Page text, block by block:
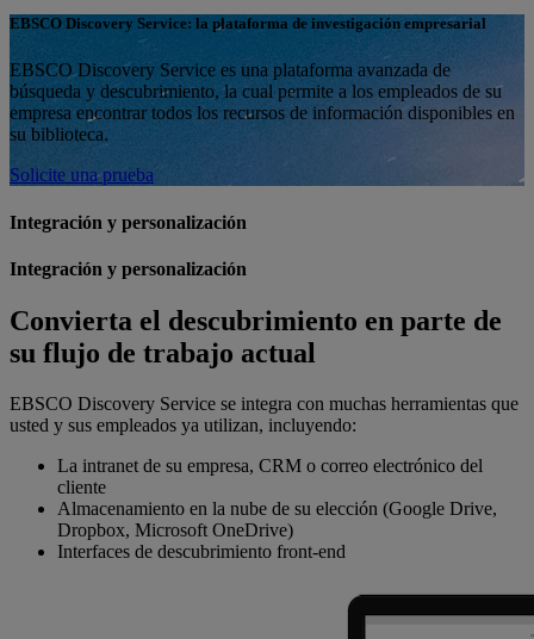
EBSCO Discovery Service: la plataforma de investigación empresarial
EBSCO Discovery Service es una plataforma avanzada de
búsqueda y descubrimiento, la cual permite a los empleados de su
empresa encontrar todos los recursos de información disponibles en
su biblioteca.
Solicite una prueba
Integración y personalización
Integración y personalización
Convierta el descubrimiento en parte de
su flujo de trabajo actual
EBSCO Discovery Service se integra con muchas herramientas que
usted y sus empleados ya utilizan, incluyendo:
La intranet de su empresa, CRM o correo electrónico del
cliente
Almacenamiento en la nube de su elección (Google Drive,
Dropbox, Microsoft OneDrive)
Interfaces de descubrimiento front-end